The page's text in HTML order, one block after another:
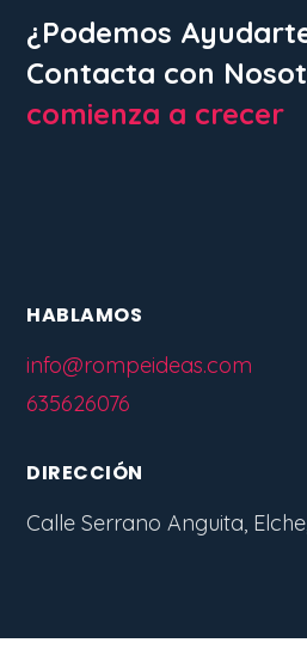
¿Podemos
Contacta con
comienza a crecer
HABLAMOS
info@rompeideas.com
635626076
DIRECCIÓN
Calle Serrano Anguita,